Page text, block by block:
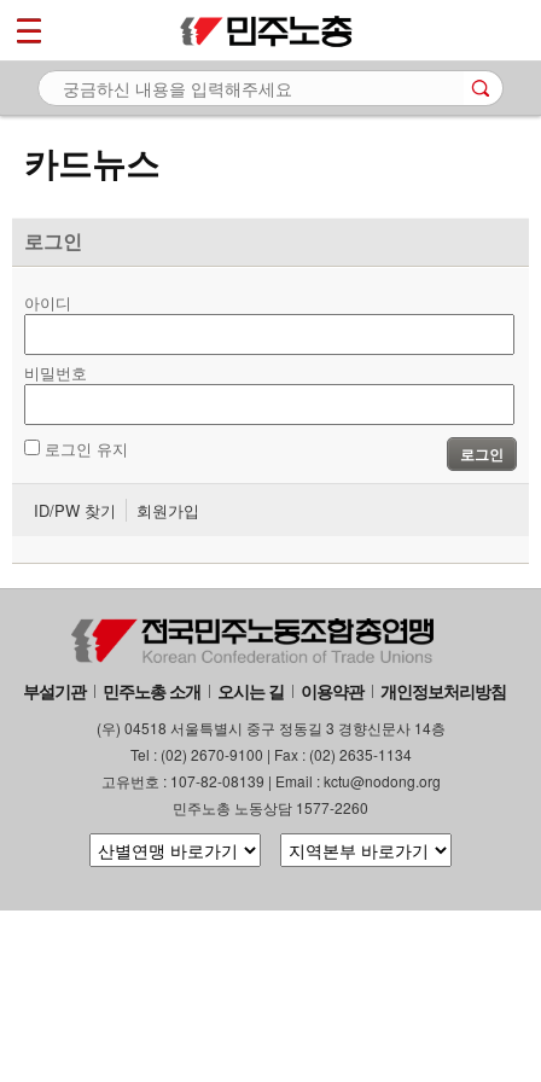
카드뉴스
로그인
아이디
비밀번호
로그인 유지 로그인
ID/PW 찾기 회원가입
부설기관 민주노총 소개 오시는 길 이용약관 개인정보처리방침
(우) 04518 서울특별시 중구 정동길 3 경향신문사 14층
Tel : (02) 2670-9100 | Fax : (02) 2635-1134
고유번호 : 107-82-08139 | Email : kctu@nodong.org
민주노총 노동상담 1577-2260
마이페이지
소개
노동상담
자료
- 미디어자료
- 카드뉴스
부설기관